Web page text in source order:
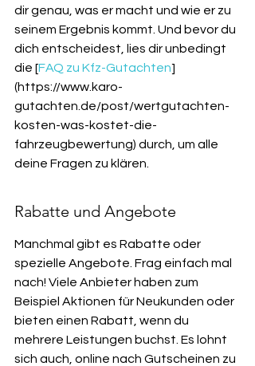
dir genau, was er macht und wie er zu
seinem Ergebnis kommt. Und bevor du
dich entscheidest, lies dir unbedingt
die [FAQ zu Kfz-Gutachten]
(https://www.karo-
gutachten.de/post/wertgutachten-
kosten-was-kostet-die-
fahrzeugbewertung) durch, um alle
deine Fragen zu klären.
Rabatte und Angebote
Manchmal gibt es Rabatte oder
spezielle Angebote. Frag einfach mal
nach! Viele Anbieter haben zum
Beispiel Aktionen für Neukunden oder
bieten einen Rabatt, wenn du
mehrere Leistungen buchst. Es lohnt
sich auch, online nach Gutscheinen zu